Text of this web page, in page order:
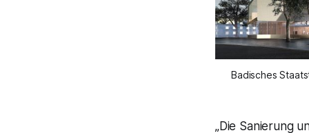
Badisches
„Die Sanierung